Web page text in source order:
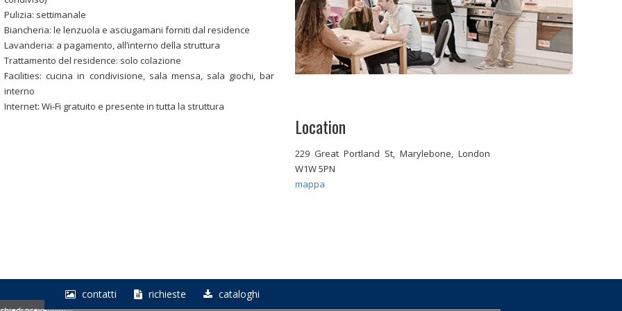
Pulizia: settimanale
Biancheria: le lenzuola e asciugamani forniti dal residence
Lavanderia: a pagamento, all’interno della struttura
Trattamento del residence: solo colazione
Facilities: cucina in condivisione, sala mensa, sala giochi, bar
interno
Internet: Wi-Fi gratuito e presente in tutta la struttura
Location
229 Great Portland St, Marylebone, London
W1W 5PN
mappa
contatti richieste cataloghi